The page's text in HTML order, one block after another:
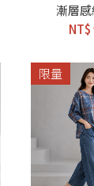
漸層
限量